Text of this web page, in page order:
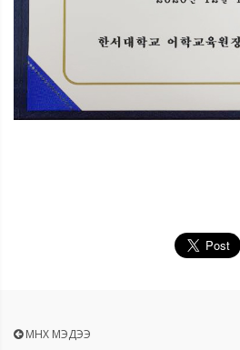
ӨМНӨХ МЭДЭЭ